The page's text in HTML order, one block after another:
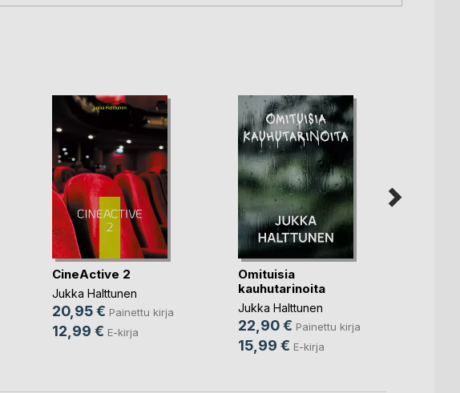
CineActive 2
Jukka Halttunen
20,95 € Painettu kirja
12,99 € E-kirja
Omituisia
kauhutarinoita
Jukka Halttunen
22,90 € Painettu kirja
15,99 € E-kirja